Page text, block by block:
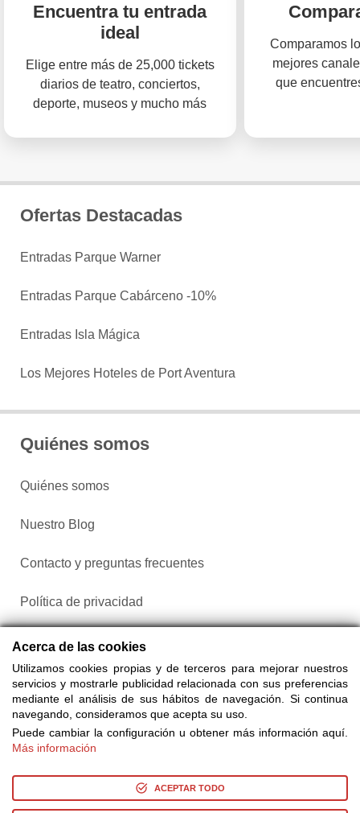
Encuentra tu entrada
ideal
Elige entre más de 25,000 tickets
diarios de teatro, conciertos,
deporte, museos y mucho más
Comparamos
mejores
que
Ofertas Destacadas
Entradas Parque Warner
Entradas Parque Cabárceno -10%
Entradas Isla Mágica
Los Mejores Hoteles de Port Aventura
Quiénes somos
Quiénes somos
Nuestro Blog
Contacto y preguntas frecuentes
Política de privacidad
Configurar cookies
de 25 proveedores
Acerca de las cookies
Utilizamos cookies propias y de terceros para mejorar nuestros
servicios y mostrarle publicidad relacionada con sus preferencias
mediante el análisis de sus hábitos de navegación. Si continua
navegando, consideramos que acepta su uso.
Puede cambiar la configuración u obtener más información aquí.
Más información
ACEPTAR TODO